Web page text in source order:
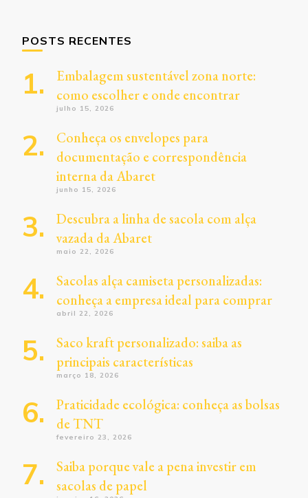
POSTS RECENTES
Embalagem sustentável zona norte:
como escolher e onde encontrar
julho 15, 2026
Conheça os envelopes para
documentação e correspondência
interna da Abaret
junho 15, 2026
Descubra a linha de sacola com alça
vazada da Abaret
maio 22, 2026
Sacolas alça camiseta personalizadas:
conheça a empresa ideal para comprar
abril 22, 2026
Saco kraft personalizado: saiba as
principais características
março 18, 2026
Praticidade ecológica: conheça as bolsas
de TNT
fevereiro 23, 2026
Saiba porque vale a pena investir em
sacolas de papel